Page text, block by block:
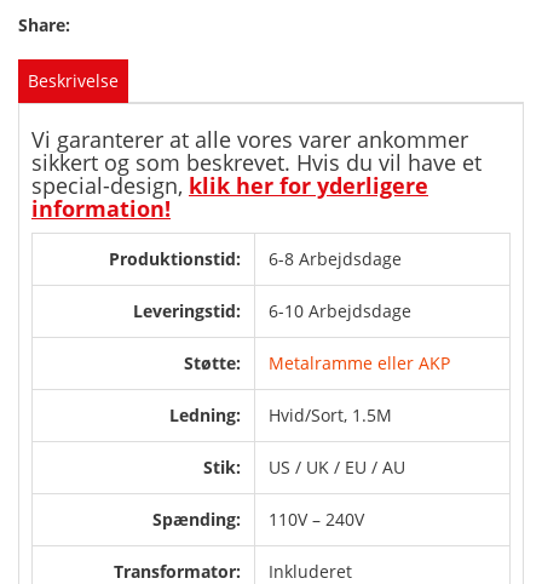
Share:
Beskrivelse
Vi garanterer at alle vores varer ankommer
sikkert og som beskrevet. Hvis du vil have et
special-design, klik her for yderligere
information!
Produktionstid: 6-8 Arbejdsdage
Leveringstid: 6-10 Arbejdsdage
Støtte: Metalramme eller AKP
Ledning: Hvid/Sort, 1.5M
Stik: US / UK / EU / AU
Spænding: 110V – 240V
Transformator: Inkluderet